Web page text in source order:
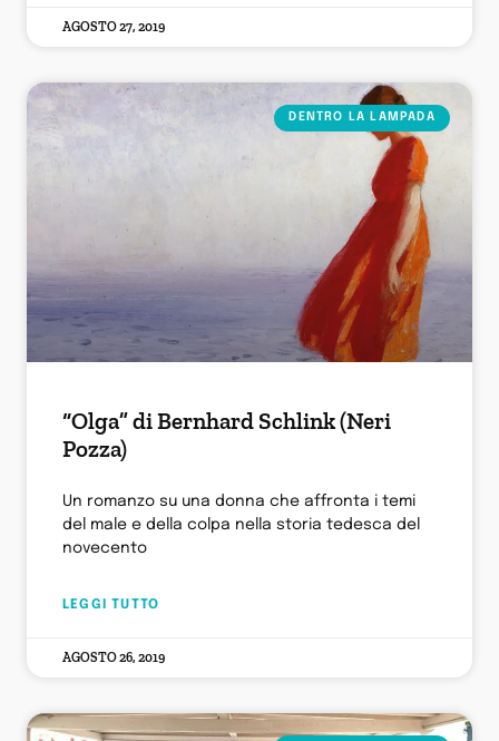
AGOSTO 27, 2019
DENTRO LA LAMPADA
“Olga” di Bernhard Schlink (Neri
Pozza)
Un romanzo su una donna che affronta i temi
del male e della colpa nella storia tedesca del
novecento
LEGGI TUTTO
AGOSTO 26, 2019